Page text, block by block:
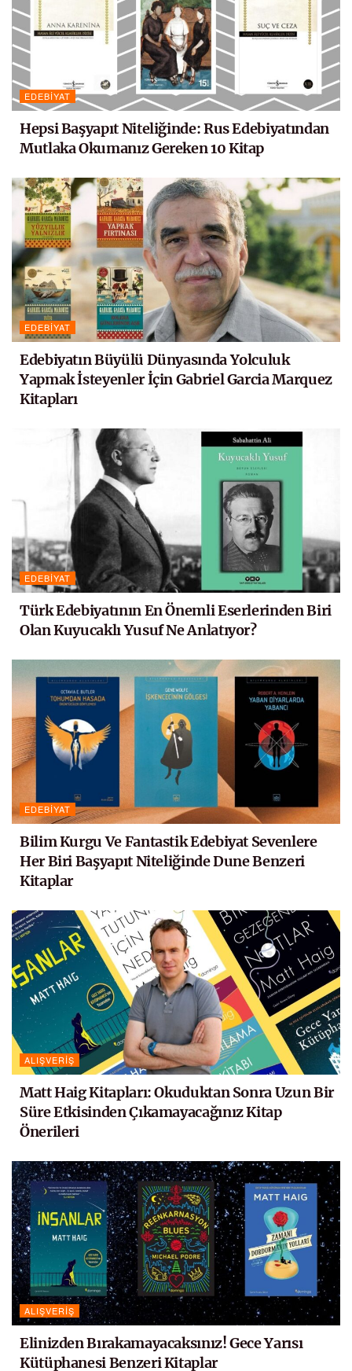
EDEBIYAT
Hepsi Başyapıt Niteliğinde: Rus Edebiyatından
Mutlaka Okumanız Gereken 10 Kitap
EDEBIYAT
Edebiyatın Büyülü Dünyasında Yolculuk
Yapmak İsteyenler İçin Gabriel Garcia Marquez
Kitapları
EDEBIYAT
Türk Edebiyatının En Önemli Eserlerinden Biri
Olan Kuyucaklı Yusuf Ne Anlatıyor?
EDEBIYAT
Bilim Kurgu Ve Fantastik Edebiyat Sevenlere
Her Biri Başyapıt Niteliğinde Dune Benzeri
Kitaplar
ALIŞVERIŞ
Matt Haig Kitapları: Okuduktan Sonra Uzun Bir
Süre Etkisinden Çıkamayacağınız Kitap
Önerileri
ALIŞVERIŞ
Elinizden Bırakamayacaksınız! Gece Yarısı
Kütüphanesi Benzeri Kitaplar